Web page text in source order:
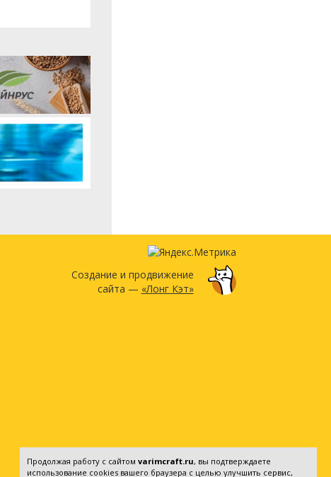
Создание и продвижение
сайта — «Лонг Кэт»
Продолжая работу с сайтом varimcraft.ru, вы подтверждаете
использование cookies вашего браузера с целью улучшить сервис,